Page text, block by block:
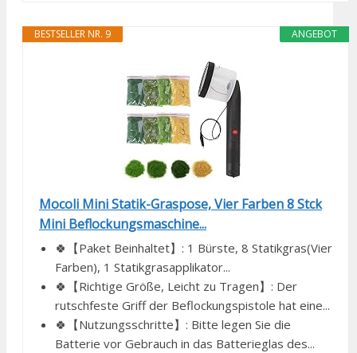
ANGEBOT
BESTSELLER NR. 9
Mocoli Mini Statik-Graspose, Vier Farben 8 Stck
Mini Beflockungsmaschine...
🍀【Paket Beinhaltet】: 1 Bürste, 8 Statikgras(Vier
Farben), 1 Statikgrasapplikator...
🍀【Richtige Größe, Leicht zu Tragen】: Der
rutschfeste Griff der Beflockungspistole hat eine...
🍀【Nutzungsschritte】: Bitte legen Sie die
Batterie vor Gebrauch in das Batterieglas des...